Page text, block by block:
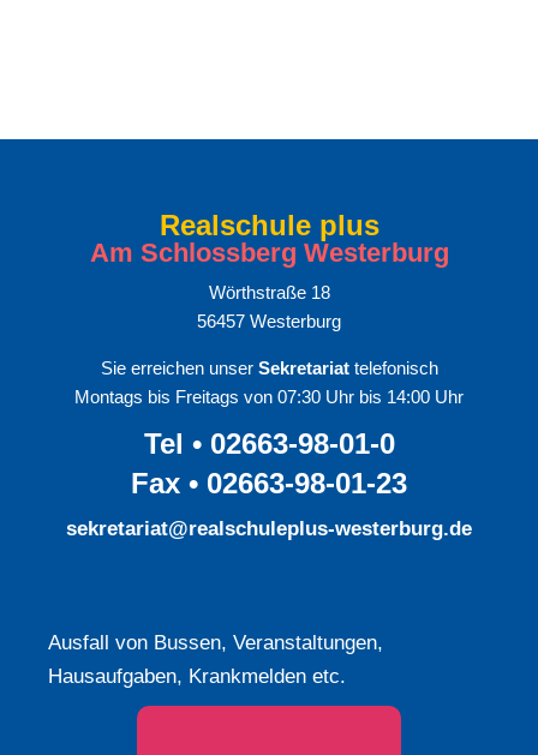
Realschule plus
Am Schlossberg Westerburg
Wörthstraße 18
56457 Westerburg
Sie erreichen unser Sekretariattelefonisch
Montags bis Freitags von 07:30 Uhr bis 14:00 Uhr
Tel • 02663-98-01-0
Fax • 02663-98-01-23
sekretariat@realschuleplus-westerburg.de
Ausfall von Bussen, Veranstaltungen,
Hausaufgaben, Krankmelden etc.